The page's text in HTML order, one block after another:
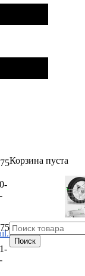
Корзина пуста
Поиск